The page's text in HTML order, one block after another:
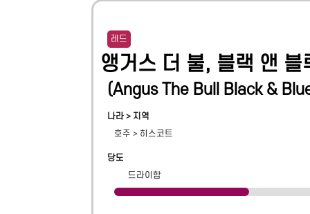
레드
앵거스 더 불, 블랙 앤 블
(Angus The Bull Black &
나라 > 지역
호주 > 히스코트
당도
드라이함